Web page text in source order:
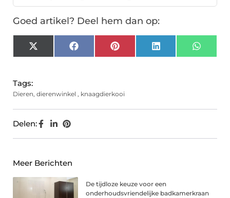
Goed artikel? Deel hem dan op:
X
(Twitter)
FacebookPinterest LinkedIn
Tags:
Dieren, dierenwinkel , knaagdierkooi
Delen:
Meer Berichten
De tijdloze keuze voor een
onderhoudsvriendelijke badkamerkraan